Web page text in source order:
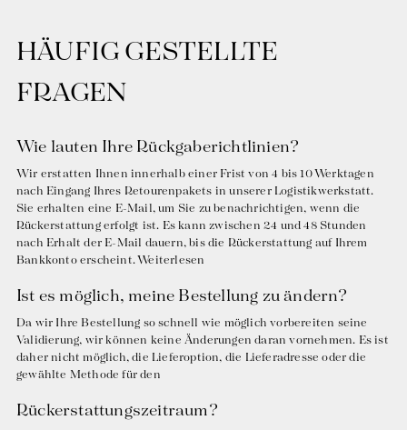
HÄUFIG GESTELLTE
FRAGEN
Wie lauten Ihre Rückgaberichtlinien?
Wir erstatten Ihnen innerhalb einer Frist von 4 bis 10 Werktagen
nach Eingang Ihres Retourenpakets in unserer Logistikwerkstatt.
Sie erhalten eine E-Mail, um Sie zu benachrichtigen, wenn die
Rückerstattung erfolgt ist. Es kann zwischen 24 und 48 Stunden
nach Erhalt der E-Mail dauern, bis die Rückerstattung auf Ihrem
Bankkonto erscheint. Weiterlesen
Ist es möglich, meine Bestellung zu ändern?
Da wir Ihre Bestellung so schnell wie möglich vorbereiten seine
Validierung, wir können keine Änderungen daran vornehmen. Es ist
daher nicht möglich, die Lieferoption, die Lieferadresse oder die
gewählte Methode für den
Rückerstattungszeitraum?